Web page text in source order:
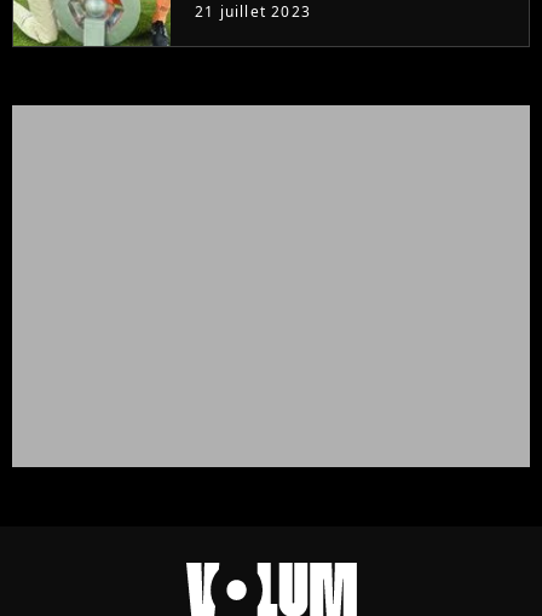
21 juillet 2023